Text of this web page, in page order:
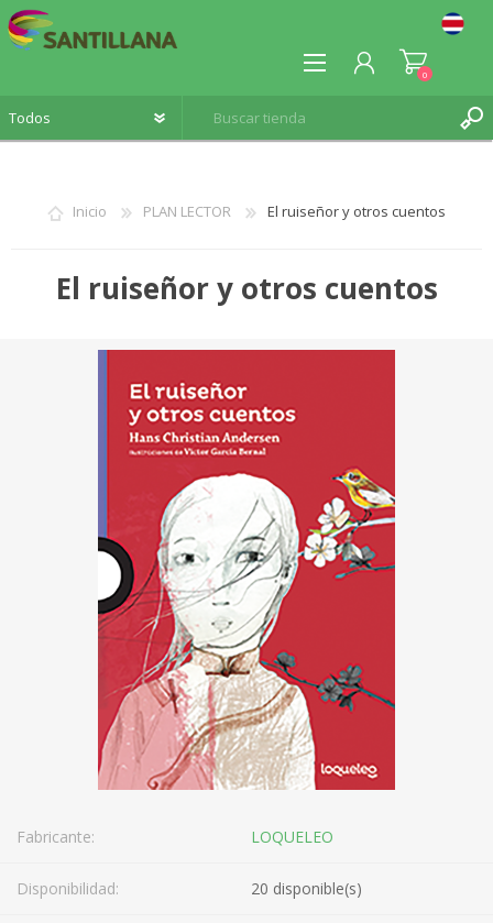
INICIA SESIÓN
0
Inicio PLAN LECTOR El ruiseñor y otros cuentos
El ruiseñor y otros cuentos
Fabricante: LOQUELEO
Disponibilidad: 20 disponible(s)